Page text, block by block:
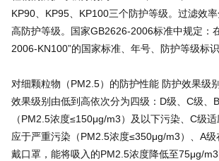
KP90、KP95、KP100三个防护等级。过滤效
高防护等级。国家GB2626-2006标准中规定：
2006-KN100”的国家标准、年号、防护等级标
对细颗粒物（PM2.5）的防护性能 防护效果级
效果级别由低到高依次分为四级：D级、C级
（PM2.5浓度≤150μg/m3）及以下污染、C级
应于严重污染（PM2.5浓度≤350μg/m3）、A
戴口罩，能将吸入的PM2.5浓度降低至75μg/